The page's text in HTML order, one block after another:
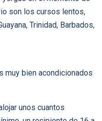
son los cursos lentos,
Trinidad, Barbados,
muy bien acondicionados
unos cuantos